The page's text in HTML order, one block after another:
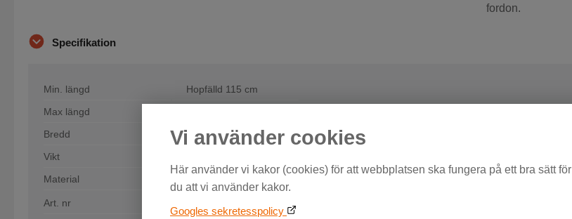
Vi använder cookies
Här använder vi kakor (cookies) för att webbplatsen ska fungera på ett bra sätt
du att vi använder kakor.
Googles sekretesspolicy
fordon.
Specifikation
Min. längd
Hopfälld 115 cm
Max längd
Bredd
28 cm
Vikt
Material
Art. nr